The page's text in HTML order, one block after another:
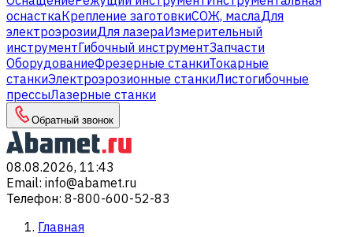
оснасткаКрепление заготовкиСОЖ, маслаДля
электроэрозииДля лазераИзмерительный
инструментГибочный инструментЗапчасти
ОборудованиеФрезерные станкиТокарные
станкиЭлектроэрозионные станкиЛистогибочные
прессыЛазерные станки
Обратный звонок
08.08.2026, 11:43
Email: info@abamet.ru
Телефон: 8-800-600-52-83
Главная